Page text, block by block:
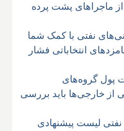
ماجراهای پشت پرده
نفتی با کمک شما
انتخاباتی فشار
پول گروه‌های
از خارجی‌ها باید بررسی
لیست پیشنهادی